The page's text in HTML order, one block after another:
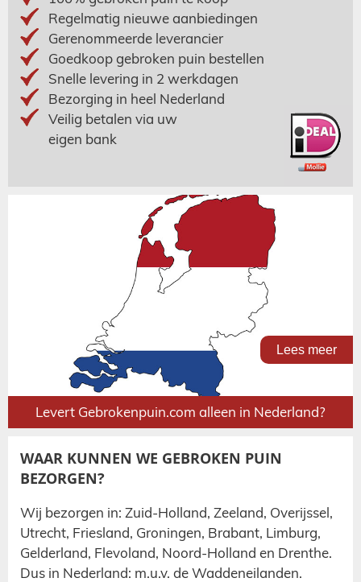
Regelmatig nieuwe aanbiedingen
Gerenommeerde leverancier
Goedkoop gebroken puin bestellen
Snelle levering in 2 werkdagen
Bezorging in heel Nederland
Veilig betalen via uw
eigen bank
Lees meer
Levert Gebrokenpuin.com alleen in Nederland?
WAAR KUNNEN WE GEBROKEN PUIN
BEZORGEN?
Wij bezorgen in: Zuid-Holland, Zeeland, Overijssel,
Utrecht, Friesland, Groningen, Brabant, Limburg,
Gelderland, Flevoland, Noord-Holland en Drenthe.
Dus in Nederland: m.u.v. de Waddeneilanden.